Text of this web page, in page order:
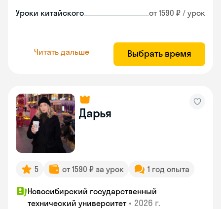
Уроки китайского от 1590 ₽ / урок
Читать дальше Выбрать время
Дарья
5 от 1590 ₽ за урок 1 год опыта
Новосибирский государственный
технический университет • 2026 г.